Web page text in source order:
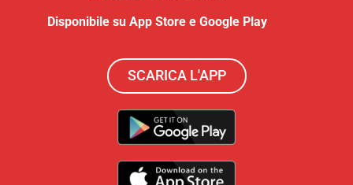
Disponibile su App Store e Google Play
SCARICA L'APP